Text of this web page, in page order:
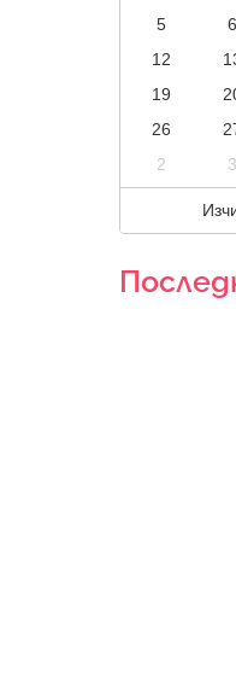
5
6
12
19
26
2
3